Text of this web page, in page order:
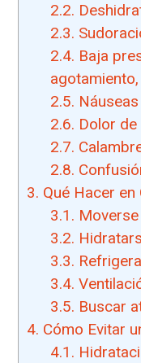
2.2.
2.3.
2.4. Baja
2.5.
2.6. Dolor
2.7.
2.8.
3. Qué Hacer
3.1.
3.2.
3.3.
3.4.
3.5. Buscar
4. Cómo Evitar
4.1.